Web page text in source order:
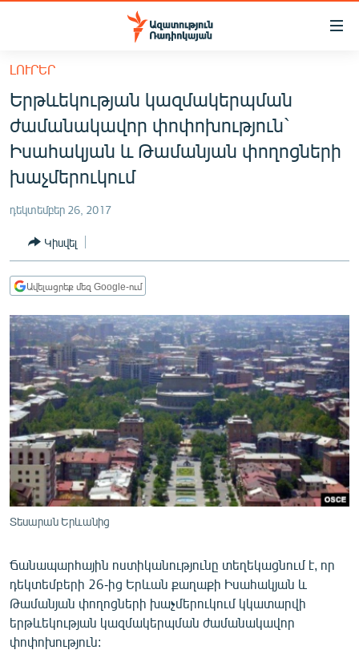
Մատչելիության
հիմնական
բովանդակությանը
Անցնել
հիմնական
մենյուին
Որոնում
ՀԱՅԱՍՏԱՆ
ՔԱՂԱՔԱԿԱՆ
ԸՆՏՐՈՒԹՅՈՒՆՆԵՐ 2026
ՏՆՏԵՍՈՒԹՅՈՒՆ
ՂԱՐԱԲԱՂ
ՊԱՏԵՐԱԶՄԻ 6 ՇԱԲԱԹՆԵՐԸ
ՏԱՐԱԾԱՇՐՋԱՆ
ՄԻՋԱԶԳԱՅԻՆ
ՄՇԱԿՈՒՅԹ
ՍՊՈՐՏ
ՄԵԿՆԱԲԱՆՈՒԹՅՈՒՆ
ՏՏ ԵՒ ԻՆՏԵՐՆԵՏ
ԿՈՐՈՆԱՎԻՐՈՒՍ
ՏԵՍԱՆՅՈՒԹԵՐ
ԲԱՆԱՎԵՃ
ՁԳՏԵԼՈՎ ԼԱՎԱԳՈՒՅՆԻՆ
ԼՈՒՐԵՐ
Երթևեկության կազմակերպման
ժամանակավոր փոփոխություն`
Իսահակյան և Թամանյան փողոցների
խաչմերուկում
դեկտեմբեր 26, 2017
Կիսվել
Ավելացրեք մեզ Google-ում
Տեսարան Երևանից
Ճանապարհային ոստիկանությունը տեղեկացնում է, որ
դեկտեմբերի 26-ից Երևան քաղաքի Իսահակյան և
Թամանյան փողոցների խաչմերուկում կկատարվի
երթևեկության կազմակերպման ժամանակավոր
փոփոխություն: